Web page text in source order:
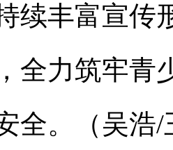
续丰富宣传
全力筑牢青
全。（吴浩/